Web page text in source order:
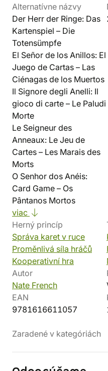
Alternatívne názvy
Der Herr der Ringe: Das
Kartenspiel – Die
Totensümpfe
El Señor de los Anillos: El
Juego de Cartas – Las
Ciénagas de los Muertos
Il Signore degli Anelli: Il
gioco di carte – Le Paludi
Morte
Le Seigneur des
Anneaux: Le Jeu de
Cartes – Les Marais des
Morts
O Senhor dos Anéis:
Card Game – Os
Pântanos Mortos
viac
Herný princíp
Správa karet v ruce
Proměnlivá síla hráčů
Kooperativní hra
Autor
Nate French
EAN
9781616611057
Zaradené v kategóriách